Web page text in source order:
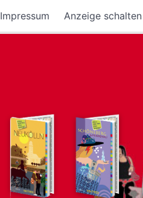
Impressum Anzeige schalten